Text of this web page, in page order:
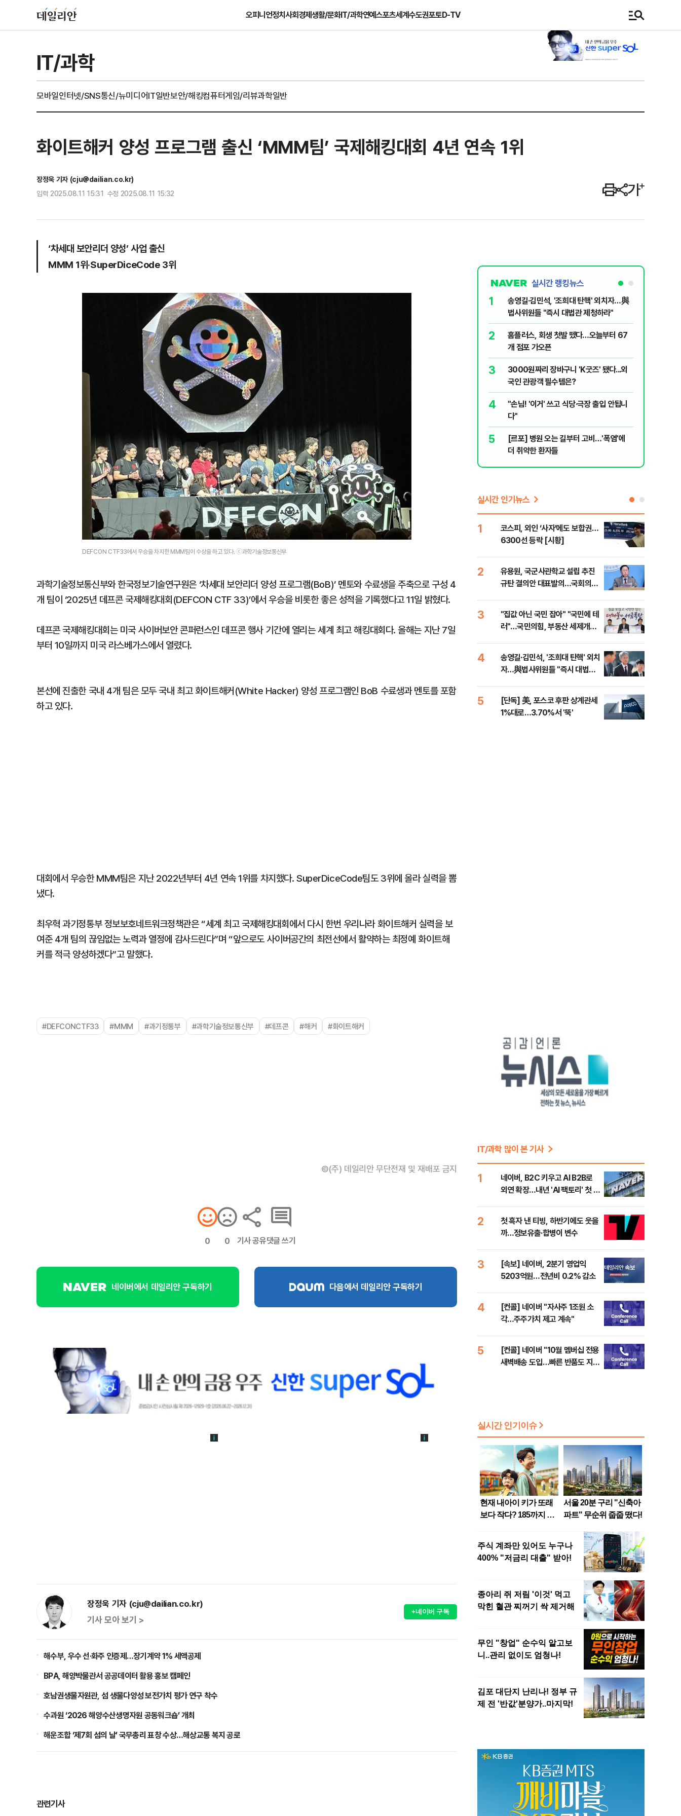
오피니언정치사회경제생활/문화IT/과학연예스포츠세계수도권포토D-TV
IT/과학
모바일인터넷/SNS통신/뉴미디어IT일반보안/해킹컴퓨터게임/리뷰과학일반
화이트해커 양성 프로그램 출신 ‘MMM팀’ 국제해킹대회 4년 연속 1위
장정욱 기자 (cju@dailian.co.kr)
입력 2025.08.11 15:31 수정 2025.08.11 15:32
‘차세대 보안리더 양성’ 사업 출신
MMM 1위·SuperDiceCode 3위
DEFCON CTF33에서 우승을 차지한 MMM팀이 수상을 하고 있다. ⓒ과학기술정보통신부
과학기술정보통신부와 한국정보기술연구원은 ‘차세대 보안리더 양성 프로그램(BoB)’ 멘토와 수료생을 주축으로 구성 4
개 팀이 ‘2025년 데프콘 국제해킹대회(DEFCON CTF 33)’에서 우승을 비롯한 좋은 성적을 기록했다고 11일 밝혔다.
데프콘 국제해킹대회는 미국 사이버보안 콘퍼런스인 데프콘 행사 기간에 열리는 세계 최고 해킹대회다. 올해는 지난 7일
부터 10일까지 미국 라스베가스에서 열렸다.
본선에 진출한 국내 4개 팀은 모두 국내 최고 화이트해커(White Hacker) 양성 프로그램인 BoB 수료생과 멘토를 포함
하고 있다.
대회에서 우승한 MMM팀은 지난 2022년부터 4년 연속 1위를 차지했다. SuperDiceCode팀도 3위에 올라 실력을 뽐
냈다.
최우혁 과기정통부 정보보호네트워크정책관은 “세계 최고 국제해킹대회에서 다시 한번 우리나라 화이트해커 실력을 보
여준 4개 팀의 끊임없는 노력과 열정에 감사드린다”며 “앞으로도 사이버공간의 최전선에서 활약하는 최정예 화이트해
커를 적극 양성하겠다”고 말했다.
#DEFCONCTF33 #MMM #과기정통부 #과학기술정보통신부 #데프콘 #해커 #화이트해커
©(주) 데일리안 무단전재 및 재배포 금지
0 0 기사 공유댓글 쓰기
네이버에서 데일리안 구독하기 다음에서 데일리안 구독하기
장정욱 기자 (cju@dailian.co.kr)
기사 모아 보기 >
+네이버 구독
해수부, 우수 선·화주 인증제…장기계약 1% 세액공제
BPA, 해양박물관서 공공데이터 활용 홍보 캠페인
호남권생물자원관, 섬 생물다양성 보전가치 평가 연구 착수
수과원 ‘2026 해양수산생명자원 공동워크숍’ 개최
해운조합 ‘제7회 섬의 날’ 국무총리 표창 수상…해상교통 복지 공로
관련기사
실시간 랭킹뉴스
1
송영길·김민석, '조희대 탄핵' 외치자…與
법사위원들 "즉시 대법관 제청하라"
2
홈플러스, 회생 첫발 뗐다…오늘부터 67
개 점포 가오픈
3
3000원짜리 장바구니 'K굿즈' 됐다...외
국인 관광객 필수템은?
4
"손님! '이거' 쓰고 식당·극장 출입 안됩니
다"
5
[르포] 병원 오는 길부터 고비…'폭염'에
더 취약한 환자들
실시간 인기뉴스
1
코스피, 외인 ‘사자’에도 보합권…
6300선 등락 [시황]
2
유용원, 국군사관학교 설립 추진
규탄 결의안 대표발의…국회의원
3
"집값 아닌 국민 잡아" "국민에 테
러"…국민의힘, 부동산 세제개편
4
송영길·김민석, '조희대 탄핵' 외치
자…與법사위원들 "즉시 대법관
5
[단독] 美, 포스코 후판 상계관세
1%대로…3.70%서 '뚝'
IT/과학 많이 본 기사
1
네이버, B2C 키우고 AI B2B로
외연 확장…내년 'AI 팩토리' 첫 매
2
첫 흑자 낸 티빙, 하반기에도 웃을
까…정보유출·합병이 변수
3
[속보] 네이버, 2분기 영업익
5203억원…전년비 0.2% 감소
4
[컨콜] 네이버 "자사주 1조원 소
각…주주가치 제고 계속"
5
[컨콜] 네이버 "10월 멤버십 전용
새벽배송 도입…빠른 반품도 지